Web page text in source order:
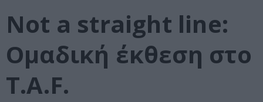
Not a straight line:
Ομαδική έκθεση στο
T.A.F.